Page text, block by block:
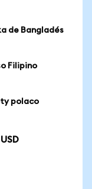
de Bangladés
Filipino
polaco